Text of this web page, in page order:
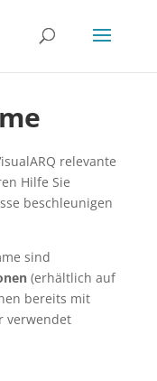
relevante
Hilfe Sie
beschleunigen
sind
(erhältlich auf
bereits mit
verwendet